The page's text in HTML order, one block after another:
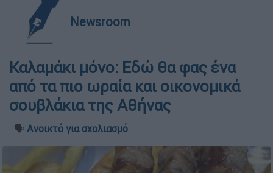
Newsroom
Καλαμάκι μόνο: Εδώ θα φας ένα
από τα πιο ωραία και οικονομικά
σουβλάκια της Αθήνας
🗣️ Ανοικτό για σχολιασμό